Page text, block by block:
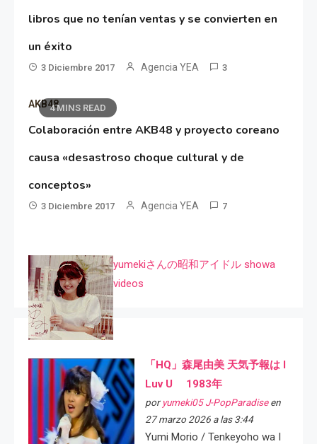
libros que no tenían ventas y se convierten en
un éxito
3 Diciembre 2017 Agencia YEA 3
4 MINS READ
AKB48
Colaboración entre AKB48 y proyecto coreano
causa «desastroso choque cultural y de
conceptos»
3 Diciembre 2017 Agencia YEA 7
yumekiさんの昭和アイドル showa
videos
「HQ」森尾由美 天気予報は I
Luv U 1983年
por yumeki05 J-PopParadiseen
27 marzo 2026 a las 3:44
Yumi Morio / Tenkeyoho wa I